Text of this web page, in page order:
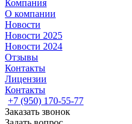
Компания
О компании
Новости
Новости 2025
Новости 2024
Отзывы
Контакты
Лицензии
Контакты
+7 (950) 170-55-77
Заказать звонок